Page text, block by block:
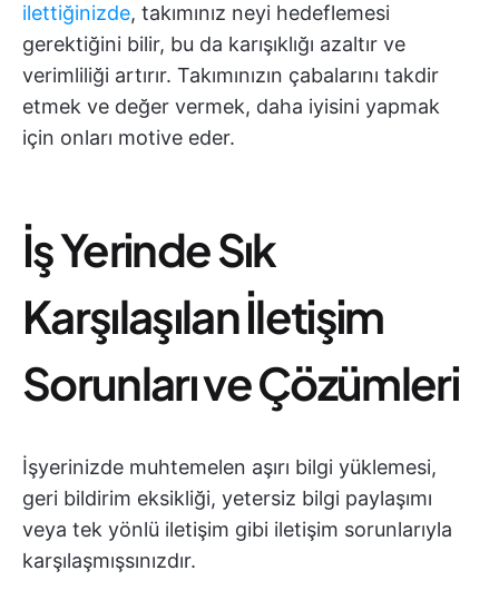
ilettiğinizde, takımınız neyi hedeflemesi
gerektiğini bilir, bu da karışıklığı azaltır ve
verimliliği artırır. Takımınızın çabalarını takdir
etmek ve değer vermek, daha iyisini yapmak
için onları motive eder.
İş Yerinde Sık
Karşılaşılan İletişim
Sorunları ve Çözümleri
İşyerinizde muhtemelen aşırı bilgi yüklemesi,
geri bildirim eksikliği, yetersiz bilgi paylaşımı
veya tek yönlü iletişim gibi iletişim sorunlarıyla
karşılaşmışsınızdır.